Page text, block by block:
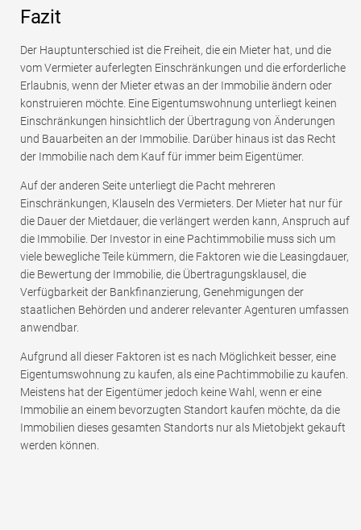
Fazit
Der Hauptunterschied ist die Freiheit, die ein Mieter hat, und die
vom Vermieter auferlegten Einschränkungen und die erforderliche
Erlaubnis, wenn der Mieter etwas an der Immobilie ändern oder
konstruieren möchte. Eine Eigentumswohnung unterliegt keinen
Einschränkungen hinsichtlich der Übertragung von Änderungen
und Bauarbeiten an der Immobilie. Darüber hinaus ist das Recht
der Immobilie nach dem Kauf für immer beim Eigentümer.
Auf der anderen Seite unterliegt die Pacht mehreren
Einschränkungen, Klauseln des Vermieters. Der Mieter hat nur für
die Dauer der Mietdauer, die verlängert werden kann, Anspruch auf
die Immobilie. Der Investor in eine Pachtimmobilie muss sich um
viele bewegliche Teile kümmern, die Faktoren wie die Leasingdauer,
die Bewertung der Immobilie, die Übertragungsklausel, die
Verfügbarkeit der Bankfinanzierung, Genehmigungen der
staatlichen Behörden und anderer relevanter Agenturen umfassen
anwendbar.
Aufgrund all dieser Faktoren ist es nach Möglichkeit besser, eine
Eigentumswohnung zu kaufen, als eine Pachtimmobilie zu kaufen.
Meistens hat der Eigentümer jedoch keine Wahl, wenn er eine
Immobilie an einem bevorzugten Standort kaufen möchte, da die
Immobilien dieses gesamten Standorts nur als Mietobjekt gekauft
werden können.